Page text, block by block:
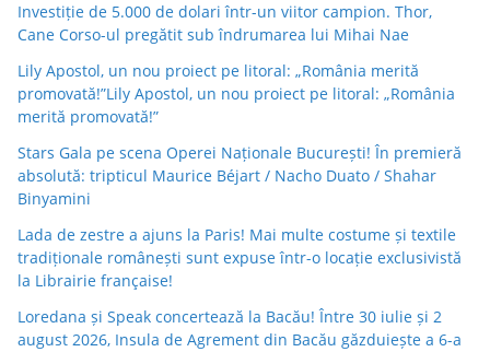
Investiție de 5.000 de dolari într-un viitor campion. Thor,
Cane Corso-ul pregătit sub îndrumarea lui Mihai Nae
Lily Apostol, un nou proiect pe litoral: „România merită
promovată!”Lily Apostol, un nou proiect pe litoral: „România
merită promovată!”
Stars Gala pe scena Operei Naționale București! În premieră
absolută: tripticul Maurice Béjart / Nacho Duato / Shahar
Binyamini
Lada de zestre a ajuns la Paris! Mai multe costume și textile
tradiționale românești sunt expuse într-o locație exclusivistă
la Librairie française!
Loredana și Speak concertează la Bacău! Între 30 iulie și 2
august 2026, Insula de Agrement din Bacău găzduiește a 6-a